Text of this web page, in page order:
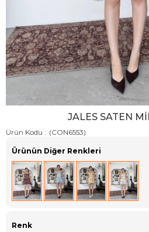
JALES SATEN
Ürün Kodu (CON6553)
Renk